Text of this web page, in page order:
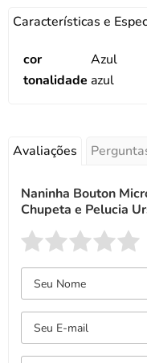
Características e
cor
Azul
tonalidade azul
Avaliações
Naninha Bouton
Chupeta e Pelucia